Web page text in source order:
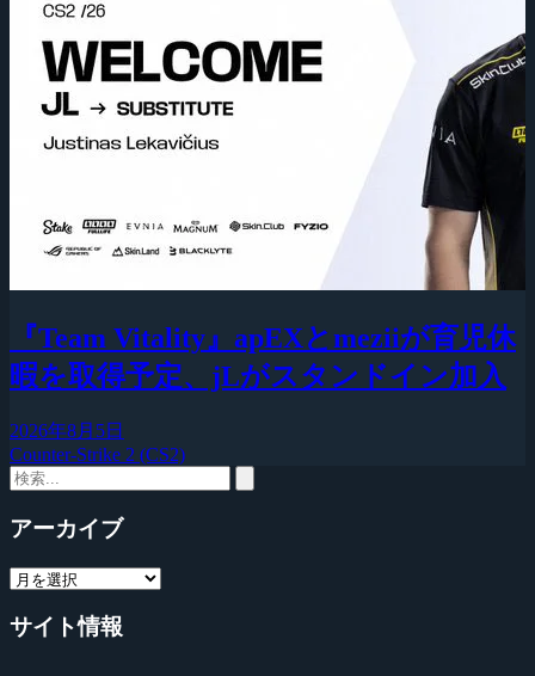
『Team Vitality』apEXとmeziiが育児休
暇を取得予定、jLがスタンドイン加入
2026年8月5日
Counter-Strike 2 (CS2)
アーカイブ
サイト情報